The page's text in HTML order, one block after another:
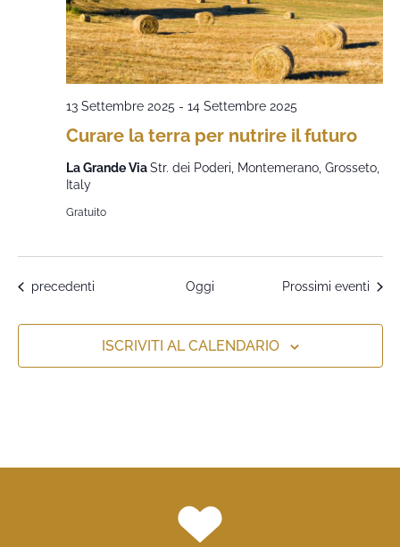
Curare la terra per nutrire il futuro
13 Settembre 2025 - 14 Settembre 2025
La Grande ViaStr. dei Poderi, Montemerano, Grosseto,
Italy
Gratuito
Eventi
precedenti Oggi Prossimi eventi
ISCRIVITI AL CALENDARIO